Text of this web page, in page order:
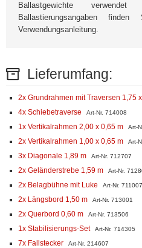
Ballastgewichte
Ballastierungsangaben
Verwendungsanleitung.
Lieferumfang:
2x Grundrahmen mit Traversen 1,75
4x Schiebetraverse Art-Nr. 714008
1x Vertikalrahmen 2,00 x 0,65 m Art-
2x Vertikalrahmen 1,00 x 0,65 m Art-
3x Diagonale 1,89 m Art-Nr. 712707
2x Geländerstrebe 1,59 m Art-Nr.
2x Belagbühne mit Luke Art-Nr. 711007
2x Längsbord 1,50 m Art-Nr. 713001
2x Querbord 0,60 m Art-Nr. 713506
1x Stabilisierungs-Set Art-Nr. 714305
7x Fallstecker Art-Nr. 214607